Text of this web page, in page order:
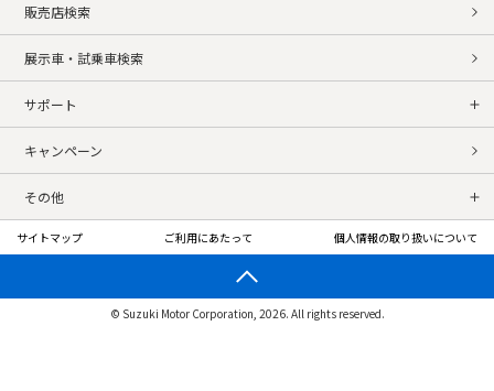
販売店検索
展示車・試乗車検索
サポート
キャンペーン
その他
サイトマップ ご利用にあたって 個人情報の取り扱いについて
© Suzuki Motor Corporation, 2026. All rights reserved.